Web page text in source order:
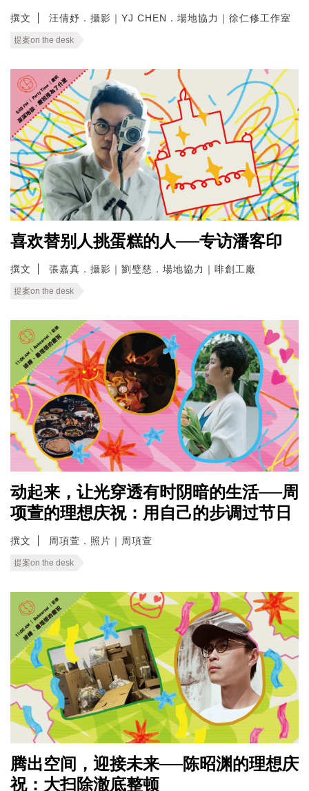
撰文 汪倩妤．攝影｜YJ CHEN．場地協力｜徐仁修工作室
提案on the desk
喜欢替别人挑蛋糕的人──专访潘客印
撰文 張嘉真．攝影｜劉璧慈．場地協力｜啡創工廠
提案on the desk
动起来，让光穿透有时阴暗的生活──周
项萱的理想庆祝：用自己的步调过节日
撰文 周項萱．照片｜周項萱
提案on the desk
腾出空间，迎接未来──陈昭渊的理想庆
祝：大扫除澈底整顿